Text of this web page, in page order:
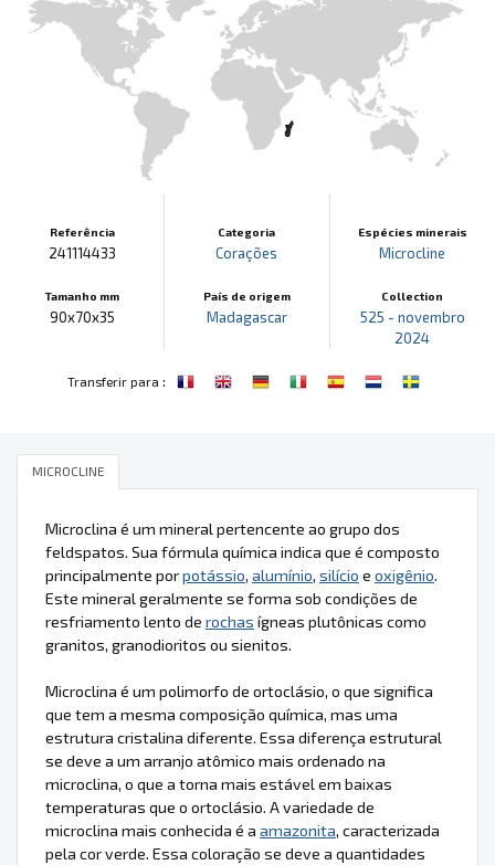
Referência
241114433
Tamanho mm
90x70x35
Categoria
Corações
País de origem
Madagascar
Espécies minerais
Microcline
Collection
525 - novembro
2024
Transferir para :
MICROCLINE
Microclina é um mineral pertencente ao grupo dos
feldspatos. Sua fórmula química indica que é composto
principalmente porpotássio, alumínio, silício e oxigênio.
Este mineral geralmente se forma sob condições de
resfriamento lento de rochas ígneas plutônicas como
granitos, granodioritos ou sienitos.
Microclina é um polimorfo de ortoclásio, o que significa
que tem a mesma composição química, mas uma
estrutura cristalina diferente. Essa diferença estrutural
se deve a um arranjo atômico mais ordenado na
microclina, o que a torna mais estável em baixas
temperaturas que o ortoclásio. A variedade de
microclina mais conhecida é a amazonita, caracterizada
pela cor verde. Essa coloração se deve a quantidades